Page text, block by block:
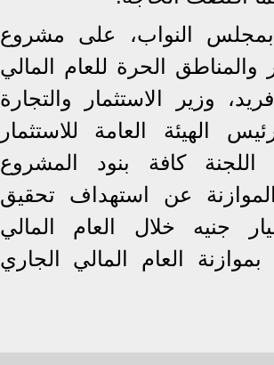
بمجلس النواب، على مشروع
والمناطق الحرة للعام المالي
فريد، وزير الاستثمار والتجارة
الهيئة العامة للاستثمار
كافة بنود المشروع
عن استهداف تحقيق
إيرادات بقيمة 14.988 مليار جنيه خلال العام المالي
12.5 مليار جنيه بموازنة العام المالي الجاري